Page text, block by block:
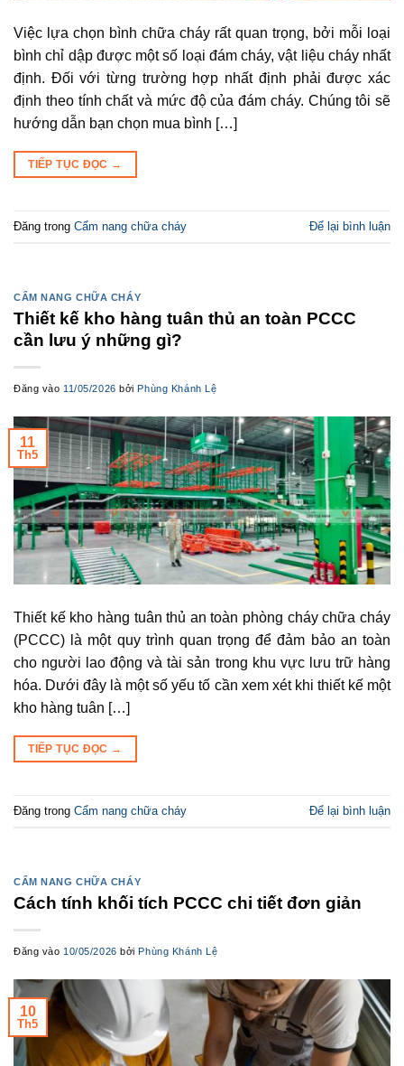
Việc lựa chọn bình chữa cháy rất quan trọng, bởi mỗi loại
bình chỉ dập được một số loại đám cháy, vật liệu cháy nhất
định. Đối với từng trường hợp nhất định phải được xác
định theo tính chất và mức độ của đám cháy. Chúng tôi sẽ
hướng dẫn bạn chọn mua bình […]
TIẾP TỤC ĐỌC →
Đăng trong Cẩm nang chữa cháy Để lại bình luận
CẨM NANG CHỮA CHÁY
Thiết kế kho hàng tuân thủ an toàn PCCC
cần lưu ý những gì?
Đăng vào 11/05/2026 bởiPhùng Khánh Lệ
11
Th5
Thiết kế kho hàng tuân thủ an toàn phòng cháy chữa cháy
(PCCC) là một quy trình quan trọng để đảm bảo an toàn
cho người lao động và tài sản trong khu vực lưu trữ hàng
hóa. Dưới đây là một số yếu tố cần xem xét khi thiết kế một
kho hàng tuân […]
TIẾP TỤC ĐỌC →
Đăng trong Cẩm nang chữa cháy Để lại bình luận
CẨM NANG CHỮA CHÁY
Cách tính khối tích PCCC chi tiết đơn giản
Đăng vào 10/05/2026 bởiPhùng Khánh Lệ
10
Th5